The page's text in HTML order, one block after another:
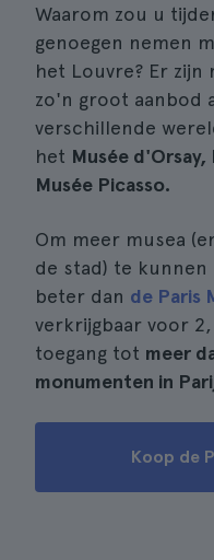
Waarom zou u
genoegen nemen
het Louvre? Er zijn
zo'n groot aanbod
verschillende
het Musée
Musée Picasso.
Om meer musea
de stad) te
beter dan de Paris
verkrijgbaar voor
toegang tot meer
monumenten in
Koop de